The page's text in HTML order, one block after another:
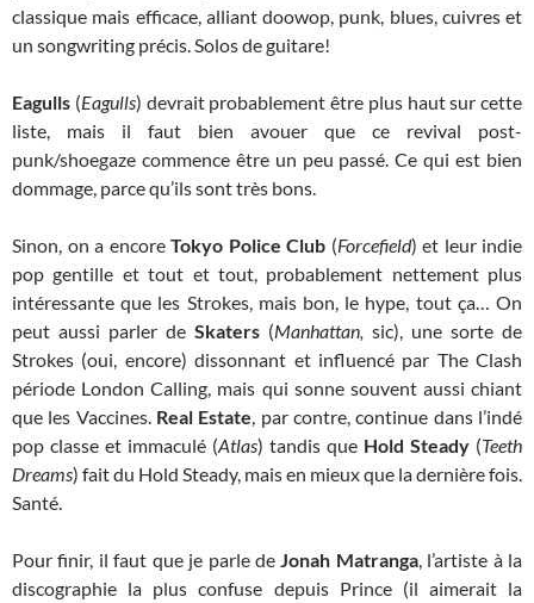
classique mais efficace, alliant doowop, punk, blues, cuivres et
un songwriting précis. Solos de guitare!
Eagulls (Eagulls) devrait probablement être plus haut sur cette
liste, mais il faut bien avouer que ce revival post-
punk/shoegaze commence être un peu passé. Ce qui est bien
dommage, parce qu’ils sont très bons.
Sinon, on a encoreTokyo Police Club (Forcefield) et leur indie
pop gentille et tout et tout, probablement nettement plus
intéressante que les Strokes, mais bon, le hype, tout ça… On
peut aussi parler de Skaters (Manhattan, sic), une sorte de
Strokes (oui, encore) dissonnant et influencé par The Clash
période London Calling, mais qui sonne souvent aussi chiant
que les Vaccines. Real Estate, par contre, continue dans l’indé
pop classe et immaculé (Atlas) tandis que Hold Steady (Teeth
Dreams) fait du Hold Steady, mais en mieux que la dernière fois.
Santé.
Pour finir, il faut que je parle deJonah Matranga, l’artiste à la
discographie la plus confuse depuis Prince (il aimerait la